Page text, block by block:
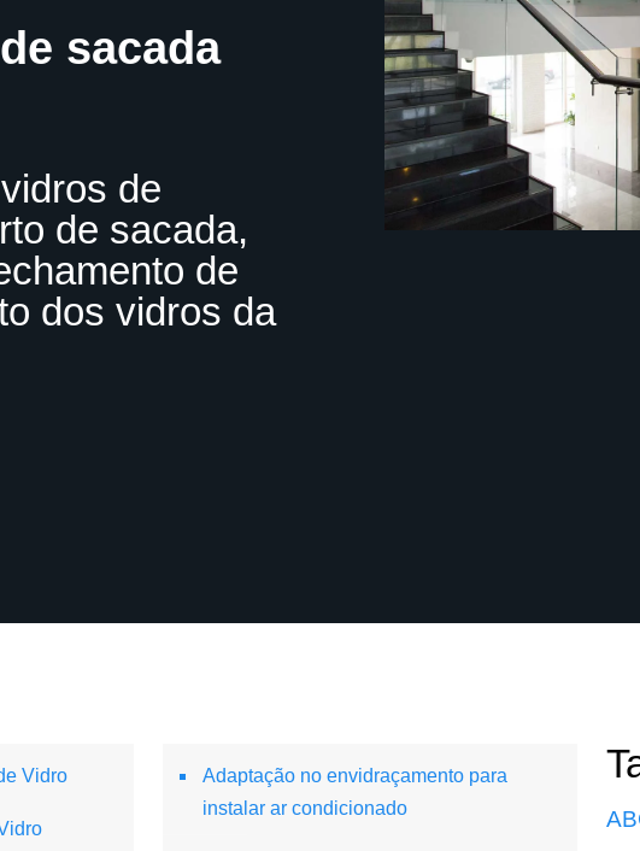
sacada
de
de sacada,
de
dos vidros da
Vidro
Adaptação no envidraçamento para
instalar ar condicionado